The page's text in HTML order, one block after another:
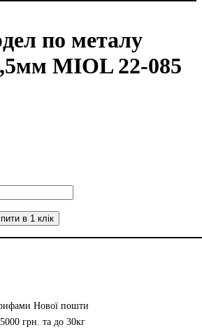
по металу
MIOL 22-085
Нової пошти
грн. та до 30кг
в 1 клік